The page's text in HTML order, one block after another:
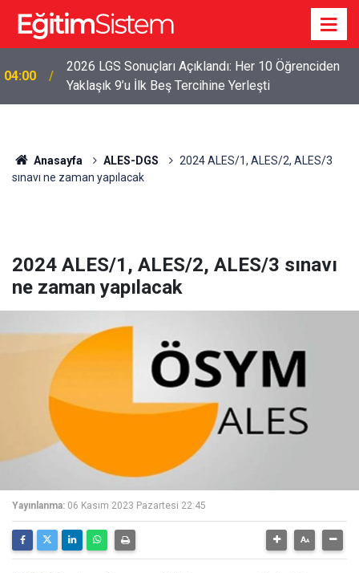
04:00
2026 LGS Sonuçları Açıklandı: Her 10 Öğrenciden
Yaklaşık 9’u İlk Beş Tercihine Yerleşti
Anasayfa ALES-DGS
2024 ALES/1, ALES/2, ALES/3
sınavı ne zaman yapılacak
2024 ALES/1, ALES/2, ALES/3 sınavı
ne zaman yapılacak
Yayınlanma: 06 Kasım 2023 Pazartesi 22:45